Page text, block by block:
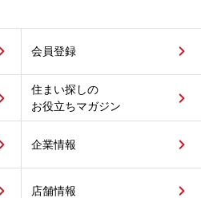
会員登録
住まい探しの
お役立ちマガジン
企業情報
店舗情報